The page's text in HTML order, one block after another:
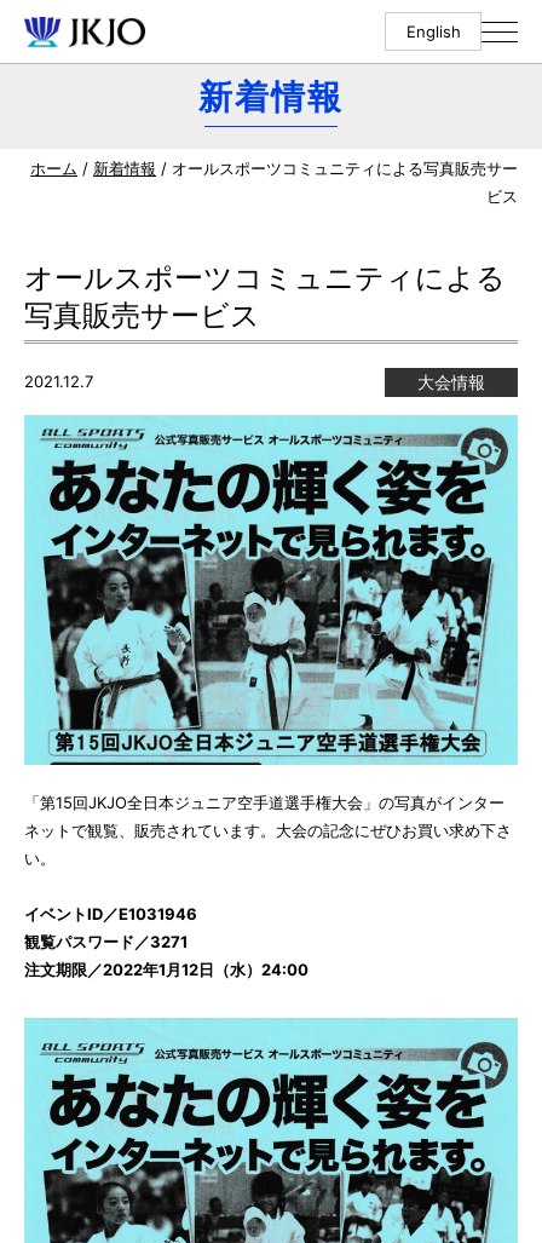
English
新着情報
ホーム / 新着情報 / オールスポーツコミュニティによる写真販売サー
ビス
オールスポーツコミュニティによる
写真販売サービス
2021.12.7 大会情報
「第15回JKJO全日本ジュニア空手道選手権大会」の写真がインター
ネットで観覧、販売されています。大会の記念にぜひお買い求め下さ
い。
イベントID／E1031946
観覧パスワード／3271
注文期限／2022年1月12日（水）24:00